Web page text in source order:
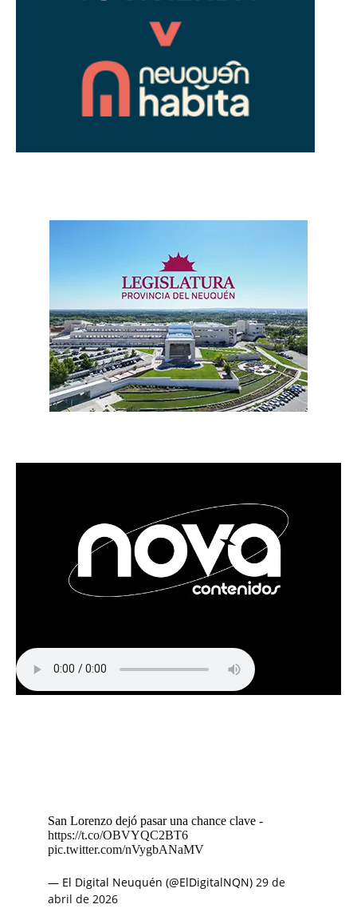
San Lorenzo dejó pasar una chance clave -
https://t.co/OBVYQC2BT6
pic.twitter.com/nVygbANaMV
— El Digital Neuquén (@ElDigitalNQN) 29 de
abril de 2026